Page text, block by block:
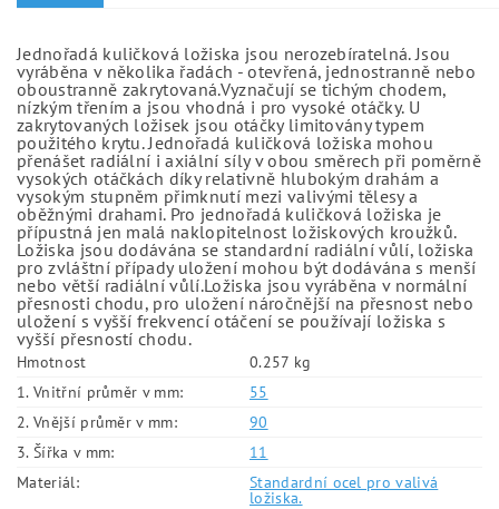
Jednořadá kuličková ložiska jsou nerozebíratelná. Jsou
vyráběna v několika řadách - otevřená, jednostranně nebo
oboustranně zakrytovaná.Vyznačují se tichým chodem,
nízkým třením a jsou vhodná i pro vysoké otáčky. U
zakrytovaných ložisek jsou otáčky limitovány typem
použitého krytu. Jednořadá kuličková ložiska mohou
přenášet radiální i axiální síly v obou směrech při poměrně
vysokých otáčkách díky relativně hlubokým drahám a
vysokým stupněm přimknutí mezi valivými tělesy a
oběžnými drahami. Pro jednořadá kuličková ložiska je
přípustná jen malá naklopitelnost ložiskových kroužků.
Ložiska jsou dodávána se standardní radiální vůlí, ložiska
pro zvláštní případy uložení mohou být dodávána s menší
nebo větší radiální vůlí.Ložiska jsou vyráběna v normální
přesnosti chodu, pro uložení náročnější na přesnost nebo
uložení s vyšší frekvencí otáčení se používají ložiska s
vyšší přesností chodu.
Hmotnost
0.257 kg
1. Vnitřní průměr v mm:
55
2. Vnější průměr v mm:
90
3. Šířka v mm:
11
Materiál:
Standardní ocel pro valivá
ložiska.